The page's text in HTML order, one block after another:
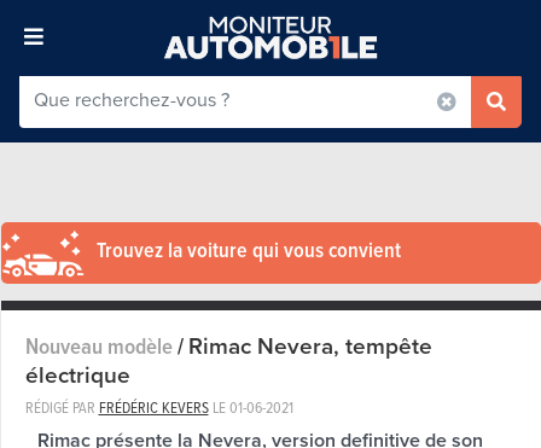
Trouvez la voiture qui vous convient
Nouveau modèle/Rimac Nevera, tempête
électrique
RÉDIGÉ PAR FRÉDÉRIC KEVERSLE01-06-2021
Rimac présente la Nevera, version definitive de son